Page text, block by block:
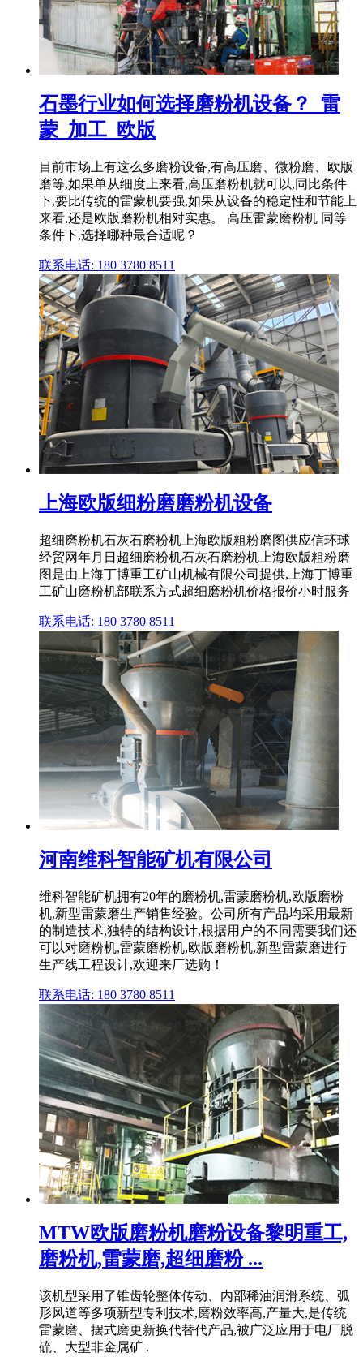
石墨行业如何选择磨粉机设备？_雷
蒙_加工_欧版
目前市场上有这么多磨粉设备,有高压磨、微粉磨、欧版
磨等,如果单从细度上来看,高压磨粉机就可以,同比条件
下,要比传统的雷蒙机要强,如果从设备的稳定性和节能上
来看,还是欧版磨粉机相对实惠。 高压雷蒙磨粉机 同等
条件下,选择哪种最合适呢？
联系电话: 180 3780 8511
上海欧版细粉磨磨粉机设备
超细磨粉机石灰石磨粉机上海欧版粗粉磨图供应信环球
经贸网年月日超细磨粉机石灰石磨粉机上海欧版粗粉磨
图是由上海丁博重工矿山机械有限公司提供,上海丁博重
工矿山磨粉机部联系方式超细磨粉机价格报价小时服务
联系电话: 180 3780 8511
河南维科智能矿机有限公司
维科智能矿机拥有20年的磨粉机,雷蒙磨粉机,欧版磨粉
机,新型雷蒙磨生产销售经验。公司所有产品均采用最新
的制造技术,独特的结构设计,根据用户的不同需要我们还
可以对磨粉机,雷蒙磨粉机,欧版磨粉机,新型雷蒙磨进行
生产线工程设计,欢迎来厂选购！
联系电话: 180 3780 8511
MTW欧版磨粉机磨粉设备黎明重工,
磨粉机,雷蒙磨,超细磨粉 ...
该机型采用了锥齿轮整体传动、内部稀油润滑系统、弧
形风道等多项新型专利技术,磨粉效率高,产量大,是传统
雷蒙磨、摆式磨更新换代替代产品,被广泛应用于电厂脱
硫、大型非金属矿 .